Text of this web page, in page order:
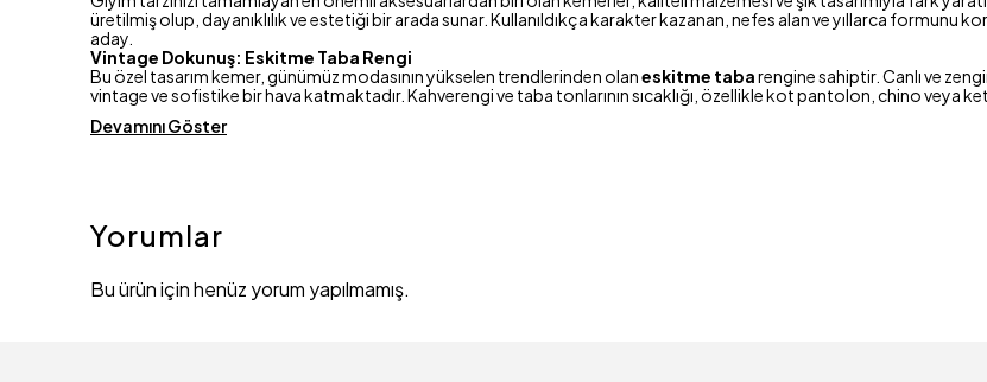
üretilmiş olup, dayanıklılık ve estetiği bir arada sunar. Kullanıldıkça karakter kazanan, nefes alan ve yıllarca formunu
aday.
Vintage Dokunuş: Eskitme Taba Rengi
Bu özel tasarım kemer, günümüz modasının yükselen trendlerinden olaneskitme tabarengine sahiptir. Canlı ve
vintage ve sofistike bir hava katmaktadır. Kahverengi ve taba tonlarının sıcaklığı, özellikle kot pantolon, chino veya
Devamını Göster
Yorumlar
Bu ürün için henüz yorum yapılmamış.